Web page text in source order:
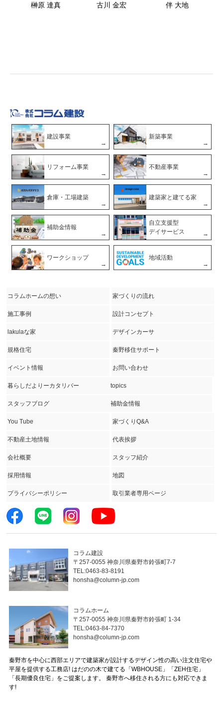
榊原 達真 古川 金宏 伴 大地
建設事業 新築事業
リフォーム事業 不動産事業
倉庫・工場建築 建築家と建てる家
補助金情報
自立支援型
デイサービス
ワークショップ 地域活動
コラムホームの想い 家づくりの流れ
施工事例 設計コンセプト
lakulaな家 デザインカーサ
規格住宅 秦野移住サポート
イベント情報 お問い合わせ
暮らしだよりーカタリバー topics
スタッフブログ 補助金情報
You Tube 家づくりQ&A
不動産土地情報 代表挨拶
会社概要 スタッフ紹介
採用情報 地図
プライバシーポリシー 取引業者専用ページ
コラム建設
〒257-0055 神奈川県秦野市鈴張町7-7
TEL:0463-83-8191
honsha@column-jp.com
コラムホーム
〒257-0055 神奈川県秦野市鈴張町 1-34
TEL:0463-84-7370
honsha@column-jp.com
秦野市を中心に西部エリアで建築家が設計するデザイン性の高い注文住宅や
平屋を提供する工務店! はだのの木で建てる「WBHOUSE」「ZEH住宅」
「長期優良住宅」をご提案します。 秦野市へ移住される方にも対応できま
す!